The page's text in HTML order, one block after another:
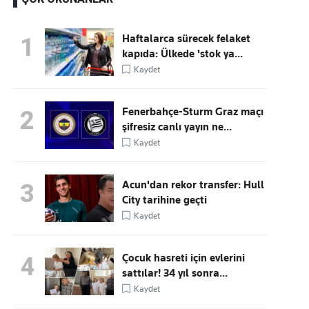
Kaçırmayın
Ücretsiz üye olun, gündemi
1
Haftalarca sürecek felaket
kapıda: Ülkede 'stok ya...
Kaydet
2
Fenerbahçe-Sturm Graz maçı
şifresiz canlı yayın ne...
Kaydet
3
Acun'dan rekor transfer: Hull
City tarihine geçti
Kaydet
4
Çocuk hasreti için evlerini
sattılar! 34 yıl sonra...
Kaydet